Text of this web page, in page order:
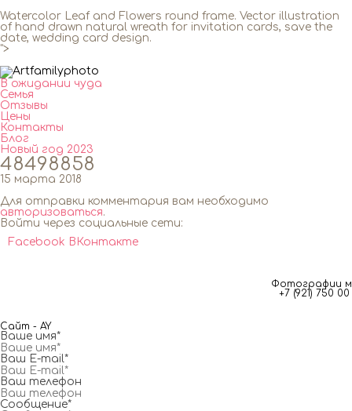
Watercolor Leaf and Flowers round frame. Vector illustration
of hand drawn natural wreath for invitation cards, save the
date, wedding card design.
">
В ожидании чуда
Семья
Отзывы
Цены
Контакты
Блог
Новый год 2023
48498858
15 марта 2018
Для отправки комментария вам необходимо
авторизоваться.
Войти через социальные сети:
Facebook ВКонтакте
Фотографии
+7 (921) 750
Сайт - AY
Ваше имя*
Ваш E-mail*
Ваш телефон
Сообщение*